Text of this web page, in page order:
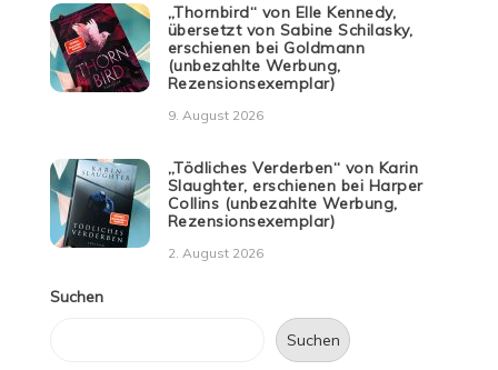
„Thornbird“ von Elle Kennedy,
übersetzt von Sabine Schilasky,
erschienen bei Goldmann
(unbezahlte Werbung,
Rezensionsexemplar)
9. August 2026
„Tödliches Verderben“ von Karin
Slaughter, erschienen bei Harper
Collins (unbezahlte Werbung,
Rezensionsexemplar)
2. August 2026
Suchen
Suchen